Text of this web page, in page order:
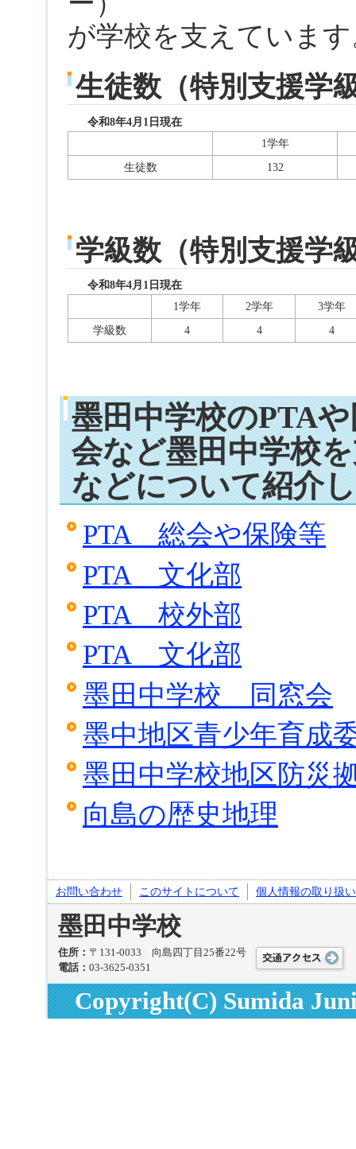
が学校を支えていま
生徒数（特別支援学
令和8年4月1日現在
1学年
生徒数
132
学級数（特別支援学
令和8年4月1日現在
1学年
2学年
3学年
学級数
4 4 4
墨田中学校のPTA
会など墨田中学校
などについて紹介
PTA 総会や保険等
PTA 文化部
PTA 校外部
PTA 文化部
墨田中学校 同窓会
墨中地区青少年育成
墨田中学校地区防災
向島の歴史地理
お問い合わせ このサイトについて 個人情報の取り扱い
墨田中学校
住所： 〒131-0033 向島四丁目25番22号
電話： 03-3625-0351
Copyright(C) Sumida